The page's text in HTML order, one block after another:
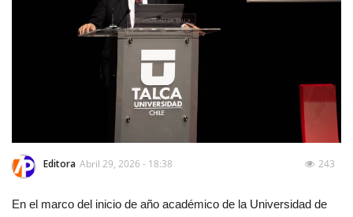
Editora Abril 29, 2026 - 18:38 243
En el marco del inicio de año académico de la Universidad de